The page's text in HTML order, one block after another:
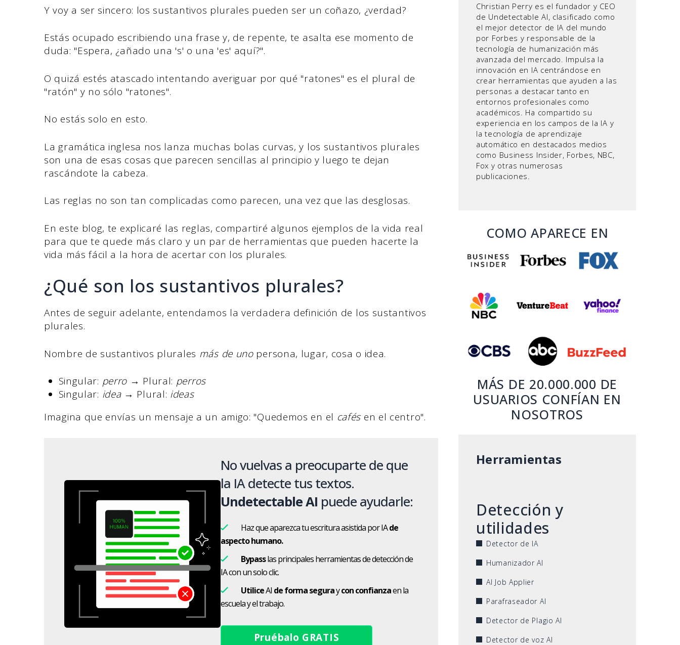
Y voy a ser sincero: los sustantivos plurales pueden ser un coñazo, ¿verdad?
Estás ocupado escribiendo una frase y, de repente, te asalta ese momento de
duda: "Espera, ¿añado una 's' o una 'es' aquí?".
O quizá estés atascado intentando averiguar por qué "ratones" es el plural de
"ratón" y no sólo "ratones".
No estás solo en esto.
La gramática inglesa nos lanza muchas bolas curvas, y los sustantivos plurales
son una de esas cosas que parecen sencillas al principio y luego te dejan
rascándote la cabeza.
Las reglas no son tan complicadas como parecen, una vez que las desglosas.
En este blog, te explicaré las reglas, compartiré algunos ejemplos de la vida real
para que te quede más claro y un par de herramientas que pueden hacerte la
vida más fácil a la hora de acertar con los plurales.
¿Qué son los sustantivos plurales?
Antes de seguir adelante, entendamos la verdadera definición de los sustantivos
plurales.
Nombre de sustantivos plurales más de unopersona, lugar, cosa o idea.
Singular: perro → Plural: perros
Singular: idea→ Plural: ideas
Imagina que envías un mensaje a un amigo: "Quedemos en el cafés en el centro".
No vuelvas a preocuparte de que
la IA detecte tus textos.
Undetectable AI puede ayudarle:
Haz que aparezca tu escritura asistida por IAde
aspecto humano.
Bypasslas principales herramientas de detección de
IA con un solo clic.
UtiliceAI de forma seguraycon confianzaen la
escuela y el trabajo.
Pruébalo GRATIS
Christian Perry es el fundador y CEO
de Undetectable AI, clasificado como
el mejor detector de IA del mundo
por Forbes y responsable de la
tecnología de humanización más
avanzada del mercado. Impulsa la
innovación en IA centrándose en
crear herramientas que ayuden a las
personas a destacar tanto en
entornos profesionales como
académicos. Ha compartido su
experiencia en los campos de la IA y
la tecnología de aprendizaje
automático en destacados medios
como Business Insider, Forbes, NBC,
Fox y otras numerosas
publicaciones.
COMO APARECE EN
MÁS DE 20.000.000 DE
USUARIOS CONFÍAN EN
NOSOTROS
Herramientas
Detección y
utilidades
Detector de IA
Humanizador AI
AI Job Applier
Parafraseador AI
Detector de Plagio AI
Detector de voz AI